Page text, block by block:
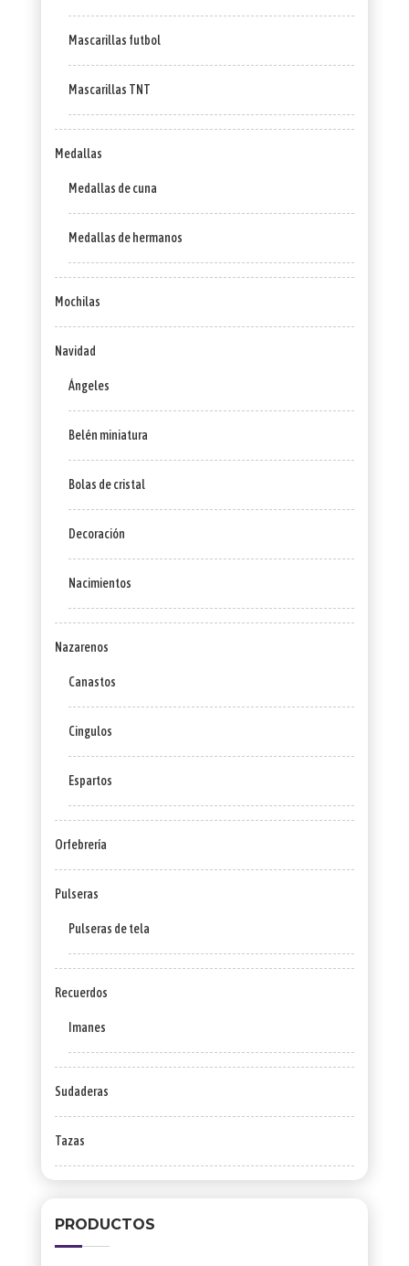
Mascarillas futbol
Mascarillas TNT
Medallas
Medallas de cuna
Medallas de hermanos
Mochilas
Navidad
Ángeles
Belén miniatura
Bolas de cristal
Decoración
Nacimientos
Nazarenos
Canastos
Cingulos
Espartos
Orfebrería
Pulseras
Pulseras de tela
Recuerdos
Imanes
Sudaderas
Tazas
PRODUCTOS